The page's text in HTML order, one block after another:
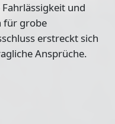
und
für grobe
erstreckt sich
Ansprüche.